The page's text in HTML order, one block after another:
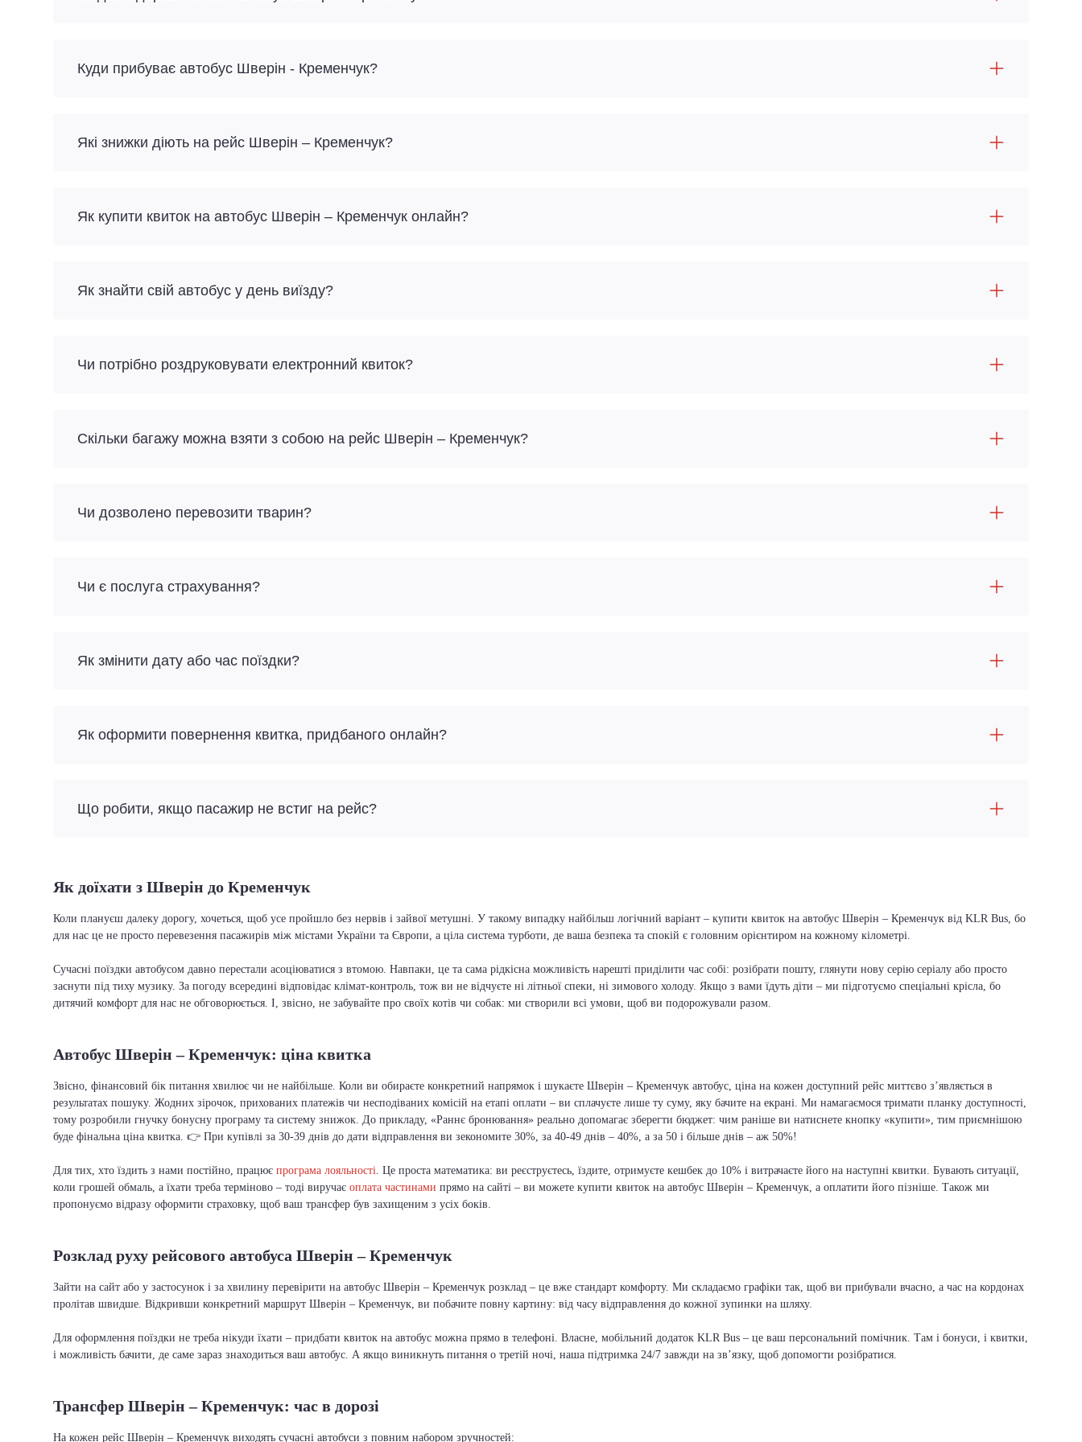
Куди прибуває автобус Шверін - Кременчук?
Які знижки діють на рейс Шверін – Кременчук?
Як купити квиток на автобус Шверін – Кременчук онлайн?
Як знайти свій автобус у день виїзду?
Чи потрібно роздруковувати електронний квиток?
Скільки багажу можна взяти з собою на рейс Шверін – Кременчук?
Чи дозволено перевозити тварин?
Чи є послуга страхування?
Як змінити дату або час поїздки?
Як оформити повернення квитка, придбаного онлайн?
Що робити, якщо пасажир не встиг на рейс?
Як доїхати з Шверін до Кременчук
Коли плануєш далеку дорогу, хочеться, щоб усе пройшло без нервів і зайвої метушні. У такому випадку найбільш логічний варіант – купити квиток на автобус Шверін – Кременчук від KLR Bus, бо
для нас це не просто перевезення пасажирів між містами України та Європи, а ціла система турботи, де ваша безпека та спокій є головним орієнтиром на кожному кілометрі.
Сучасні поїздки автобусом давно перестали асоціюватися з втомою. Навпаки, це та сама рідкісна можливість нарешті приділити час собі: розібрати пошту, глянути нову серію серіалу або просто
заснути під тиху музику. За погоду всередині відповідає клімат-контроль, тож ви не відчуєте ні літньої спеки, ні зимового холоду. Якщо з вами їдуть діти – ми підготуємо спеціальні крісла, бо
дитячий комфорт для нас не обговорюється. І, звісно, не забувайте про своїх котів чи собак: ми створили всі умови, щоб ви подорожували разом.
Автобус Шверін – Кременчук: ціна квитка
Звісно, фінансовий бік питання хвилює чи не найбільше. Коли ви обираєте конкретний напрямок і шукаєте Шверін – Кременчук автобус, ціна на кожен доступний рейс миттєво з’являється в
результатах пошуку. Жодних зірочок, прихованих платежів чи несподіваних комісій на етапі оплати – ви сплачуєте лише ту суму, яку бачите на екрані. Ми намагаємося тримати планку доступності,
тому розробили гнучку бонусну програму та систему знижок. До прикладу, «Раннє бронювання» реально допомагає зберегти бюджет: чим раніше ви натиснете кнопку «купити», тим приємнішою
буде фінальна ціна квитка. 👉 При купівлі за 30-39 днів до дати відправлення ви зекономите 30%, за 40-49 днів – 40%, а за 50 і більше днів – аж 50%!
Для тих, хто їздить з нами постійно, працює програма лояльності. Це проста математика: ви реєструєтесь, їздите, отримуєте кешбек до 10% і витрачаєте його на наступні квитки. Бувають ситуації,
коли грошей обмаль, а їхати треба терміново – тоді виручає оплата частинами прямо на сайті – ви можете купити квиток на автобус Шверін – Кременчук, а оплатити його пізніше. Також ми
пропонуємо відразу оформити страховку, щоб ваш трансфер був захищеним з усіх боків.
Розклад руху рейсового автобуса Шверін – Кременчук
Зайти на сайт або у застосунок і за хвилину перевірити на автобус Шверін – Кременчук розклад – це вже стандарт комфорту. Ми складаємо графіки так, щоб ви прибували вчасно, а час на кордонах
пролітав швидше. Відкривши конкретний маршрут Шверін – Кременчук, ви побачите повну картину: від часу відправлення до кожної зупинки на шляху.
Для оформлення поїздки не треба нікуди їхати – придбати квиток на автобус можна прямо в телефоні. Власне, мобільний додаток KLR Bus – це ваш персональний помічник. Там і бонуси, і квитки,
і можливість бачити, де саме зараз знаходиться ваш автобус. А якщо виникнуть питання о третій ночі, наша підтримка 24/7 завжди на зв’язку, щоб допомогти розібратися.
Трансфер Шверін – Кременчук: час в дорозі
На кожен рейс Шверін – Кременчук виходять сучасні автобуси з повним набором зручностей: